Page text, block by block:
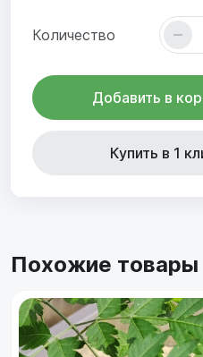
Количество
Добавить в
Купить в 1
Похожие товары